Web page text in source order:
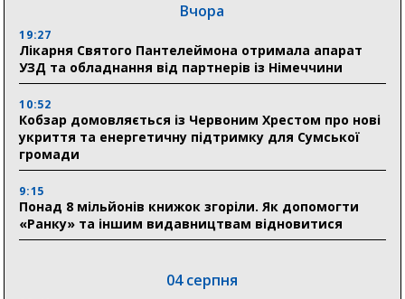
Вчора
19:27
Лікарня Святого Пантелеймона отримала апарат
УЗД та обладнання від партнерів із Німеччини
10:52
Кобзар домовляється із Червоним Хрестом про нові
укриття та енергетичну підтримку для Сумської
громади
9:15
Понад 8 мільйонів книжок згоріли. Як допомогти
«Ранку» та іншим видавництвам відновитися
04 серпня